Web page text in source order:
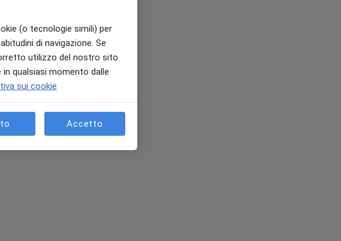
(o tecnologie simili) per
di navigazione. Se
utilizzo del nostro sito.
qualsiasi momento dalle
sui cookie
Accetto